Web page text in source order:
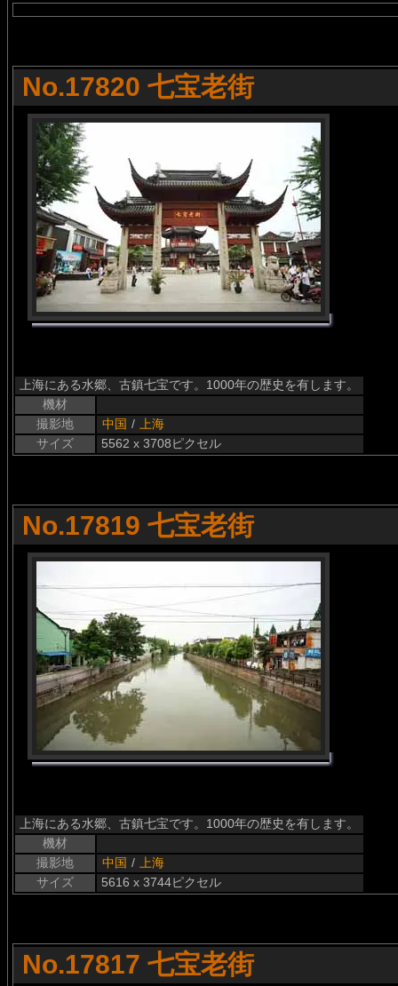
No.17820 七宝老街
上海にある水郷、古鎮七宝です。1000年の歴史を有します。
機材
撮影地
中国 /
上海
サイズ
5562 x 3708ピクセル
No.17819 七宝老街
上海にある水郷、古鎮七宝です。1000年の歴史を有します。
機材
撮影地
中国 /
上海
サイズ
5616 x 3744ピクセル
No.17817 七宝老街